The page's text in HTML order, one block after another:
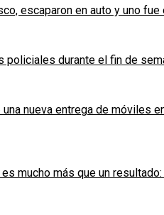
escaparon en auto y uno
policiales durante el fin de
nueva entrega de móviles
mucho más que un